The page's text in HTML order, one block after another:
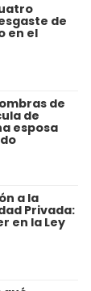
de
en el
de
de
esposa
a la
Privada:
en la Ley